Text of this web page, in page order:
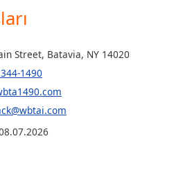
Street, Batavia, NY 14020
1490